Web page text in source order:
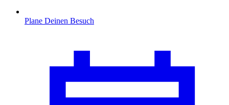
Plane Deinen Besuch